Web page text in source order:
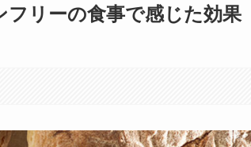
リーの食事で感じた効果